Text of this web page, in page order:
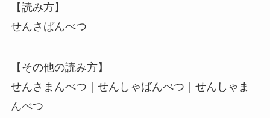
【読み方】
せんさばんべつ
【その他の読み方】
せんさまんべつ｜せんしゃばんべつ｜せんしゃま
んべつ